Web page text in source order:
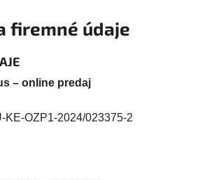
firemné údaje
– online predaj
KE-OZP1-2024/023375-2